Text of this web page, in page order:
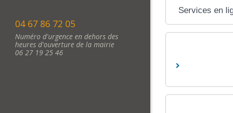
04 67 86 72 05
Numéro d'urgence en dehors des
heures d'ouverture de la mairie
06 27 19 25 46
Services en